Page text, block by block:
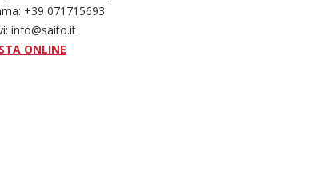
+39 071715693
info@saito.it
ONLINE